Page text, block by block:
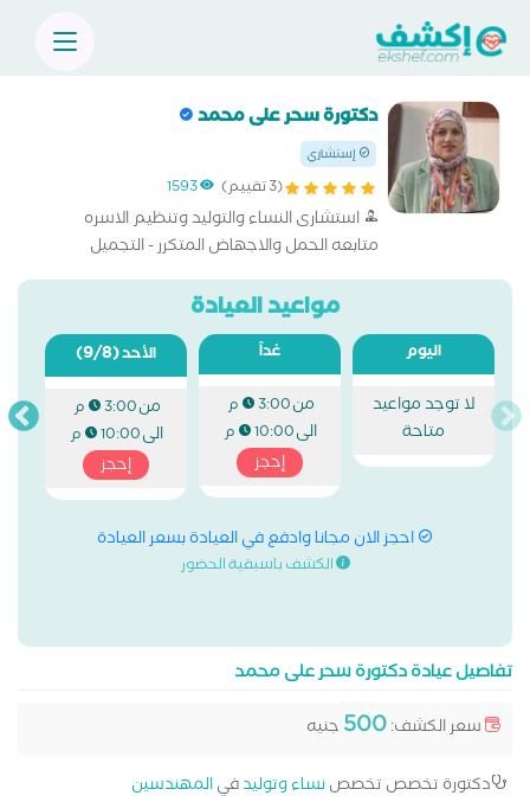
دكتورة سحر على محمد
إستشاري
(3 تقييم) 1593
استشارى النساء والتوليد وتنظيم الاسره
متابعه الحمل والاجهاض المتكرر - التجميل
النسائى
مواعيد العيادة
اليوم
لا توجد مواعيد
متاحة
غداً
من3:00 م
الى10:00 م
إحجز
الأحد(9/8)
من3:00 م
الى10:00 م
إحجز
احجز الان مجانا وادفع في العيادة بسعر العيادة
الكشف باسبقية الحضور
تفاصيل عيادة دكتورة سحر على محمد
سعر الكشف:500 جنيه
دكتورة تخصص تخصصنساء وتوليدفيالمهندسين